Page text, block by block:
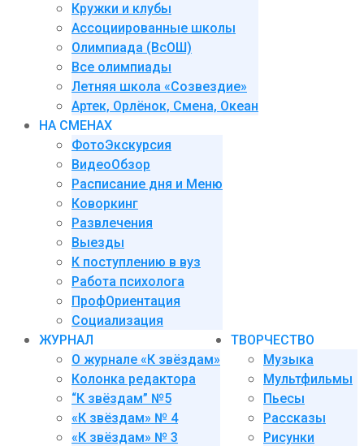
Кружки и клубы
Ассоциированные школы
Олимпиада (ВсОШ)
Все олимпиады
Летняя школа «Созвездие»
Артек, Орлёнок, Смена, Океан
НА СМЕНАХ
ФотоЭкскурсия
ВидеоОбзор
Расписание дня и Меню
Коворкинг
Развлечения
Выезды
К поступлению в вуз
Работа психолога
ПрофОриентация
Социализация
ЖУРНАЛ
О журнале «К звёздам»
Колонка редактора
“К звёздам” №5
«К звёздам» № 4
«К звёздам» № 3
ТВОРЧЕСТВО
Музыка
Мультфильмы
Пьесы
Рассказы
Рисунки